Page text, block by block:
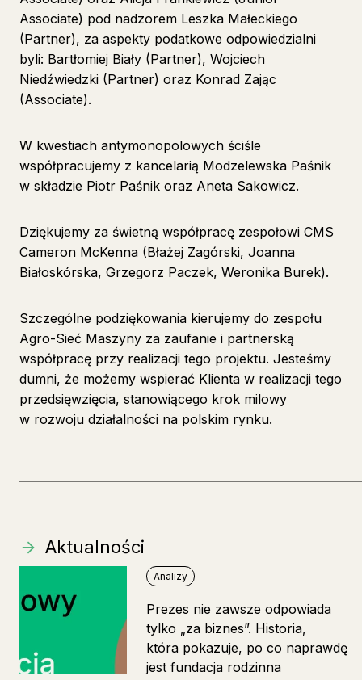
Associate) pod nadzorem Leszka Małeckiego
(Partner), za aspekty podatkowe odpowiedzialni
byli: Bartłomiej Biały (Partner), Wojciech
Niedźwiedzki (Partner) oraz Konrad Zając
(Associate).
W kwestiach antymonopolowych ściśle
współpracujemy z kancelarią Modzelewska Paśnik
w składzie Piotr Paśnik oraz Aneta Sakowicz.
Dziękujemy za świetną współpracę zespołowi CMS
Cameron McKenna (Błażej Zagórski, Joanna
Białoskórska, Grzegorz Paczek, Weronika Burek).
Szczególne podziękowania kierujemy do zespołu
Agro-Sieć Maszyny za zaufanie i partnerską
współpracę przy realizacji tego projektu. Jesteśmy
dumni, że możemy wspierać Klienta w realizacji tego
przedsięwzięcia, stanowiącego krok milowy
w rozwoju działalności na polskim rynku.
Aktualności
Analizy
Prezes nie zawsze odpowiada
tylko „za biznes”. Historia,
która pokazuje, po co naprawdę
jest fundacja rodzinna